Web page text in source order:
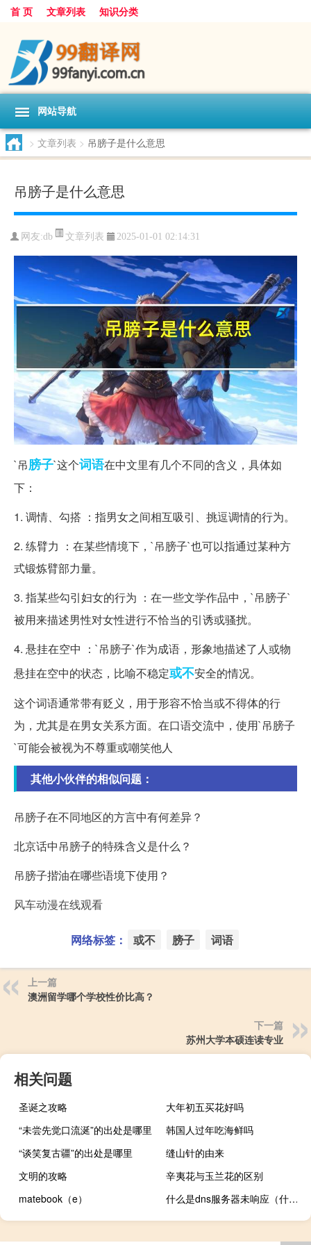
首 页 文章列表 知识分类
网站导航
> 文章列表 > 吊膀子是什么意思
吊膀子是什么意思
网友:db 文章列表 2025-01-01 02:14:31
`吊膀子`这个词语在中文里有几个不同的含义，具体如
下：
1. 调情、勾搭 ：指男女之间相互吸引、挑逗调情的行为。
2. 练臂力 ：在某些情境下，`吊膀子`也可以指通过某种方
式锻炼臂部力量。
3. 指某些勾引妇女的行为 ：在一些文学作品中，`吊膀子`
被用来描述男性对女性进行不恰当的引诱或骚扰。
4. 悬挂在空中 ：`吊膀子`作为成语，形象地描述了人或物
悬挂在空中的状态，比喻不稳定或不安全的情况。
这个词语通常带有贬义，用于形容不恰当或不得体的行
为，尤其是在男女关系方面。在口语交流中，使用`吊膀子
`可能会被视为不尊重或嘲笑他人
其他小伙伴的相似问题：
吊膀子在不同地区的方言中有何差异？
北京话中吊膀子的特殊含义是什么？
吊膀子揩油在哪些语境下使用？
风车动漫在线观看
网络标签： 或不 膀子 词语
上一篇
澳洲留学哪个学校性价比高？
下一篇
苏州大学本硕连读专业
相关问题
圣诞之攻略
大年初五买花好吗
“未尝先觉口流涎”的出处是哪里
韩国人过年吃海鲜吗
“谈笑复古疆”的出处是哪里
缝山针的由来
文明的攻略
辛夷花与玉兰花的区别
matebook（e）
什么是dns服务器未响应（什么是dns）